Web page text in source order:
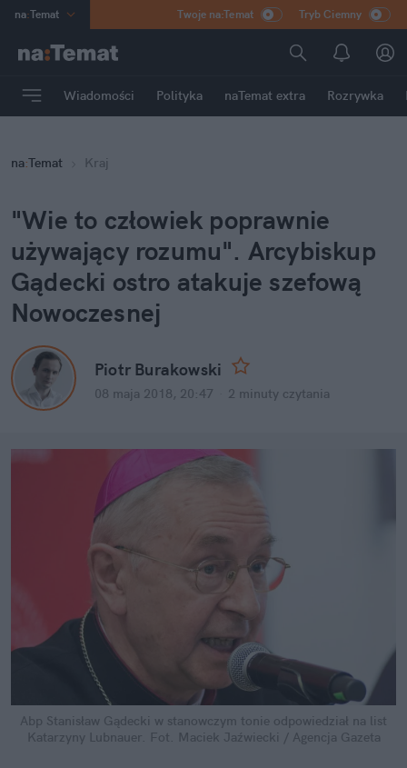
na:Temat
Poland
mama
Rozrywka
Twoje na:Temat Tryb Ciemny
Wiadomości Polityka naTemat extra Rozrywka
na:Temat Kraj
"Wie to człowiek poprawnie
używający rozumu". Arcybiskup
Gądecki ostro atakuje szefową
Nowoczesnej
Piotr Burakowski
08 maja 2018, 20:47 2 minuty czytania
Abp Stanisław Gądecki w stanowczym tonie odpowiedział na list
Katarzyny Lubnauer. Fot. Maciek Jaźwiecki / Agencja Gazeta